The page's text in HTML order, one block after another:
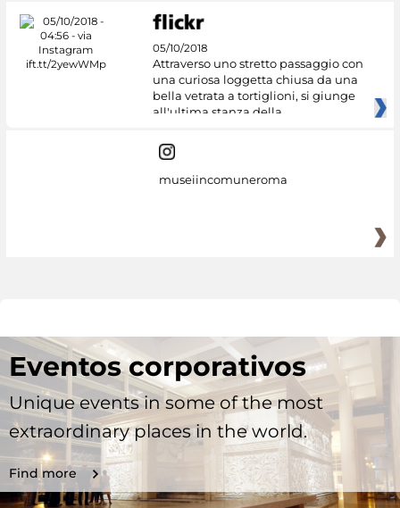
05/10/2018
Attraverso uno stretto passaggio con
una curiosa loggetta chiusa da una
bella vetrata a tortiglioni, si giunge
all'ultima stanza della
museiincomuneroma
Eventos corporativos
Unique events in some of the most
extraordinary places in the world.
Find more